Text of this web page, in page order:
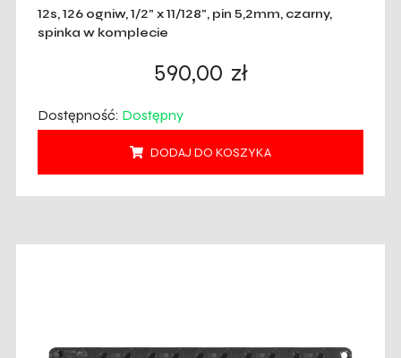
12s, 126 ogniw, 1/2" x 11/128", pin 5,2mm, czarny,
spinka w komplecie
590,00 zł
Dostępność: Dostępny
DODAJ DO KOSZYKA